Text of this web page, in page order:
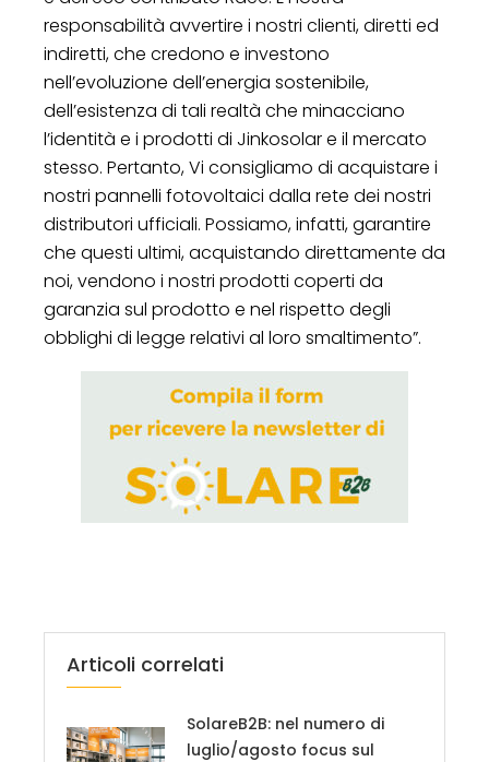
responsabilità avvertire i nostri clienti, diretti ed
indiretti, che credono e investono
nell’evoluzione dell’energia sostenibile,
dell’esistenza di tali realtà che minacciano
l’identità e i prodotti di Jinkosolar e il mercato
stesso. Pertanto, Vi consigliamo di acquistare i
nostri pannelli fotovoltaici dalla rete dei nostri
distributori ufficiali. Possiamo, infatti, garantire
che questi ultimi, acquistando direttamente da
noi, vendono i nostri prodotti coperti da
garanzia sul prodotto e nel rispetto degli
obblighi di legge relativi al loro smaltimento”.
Articoli correlati
SolareB2B: nel numero di
luglio/agosto focus sul